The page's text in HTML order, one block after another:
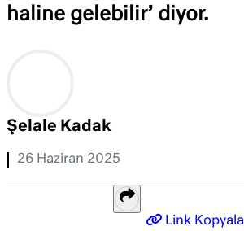
haline gelebilir’ diyor.
Şelale Kadak
26 Haziran 2025
Link Kopyala